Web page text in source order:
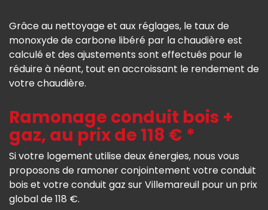
Grâce au nettoyage et aux réglages, le taux de
monoxyde de carbone libéré par la chaudière est
calculé et des ajustements sont effectués pour le
réduire à néant, tout en accroissant le rendement de
votre chaudière.
Ramonage conduit bois +
gaz, au prix de 118 € *
Si votre logement utilise deux énergies, nous vous
proposons de ramoner conjointement votre conduit
bois et votre conduit gaz sur Villemareuil pour un prix
global de 118 €.